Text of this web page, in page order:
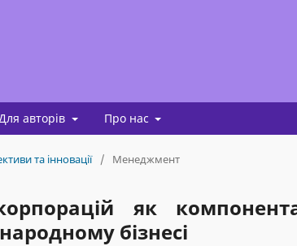
авторів Про нас
та інновації / Менеджмент
як
бізнесі